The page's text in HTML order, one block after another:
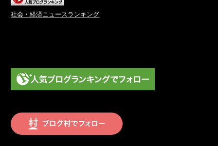
社会・経済ニュースランキング